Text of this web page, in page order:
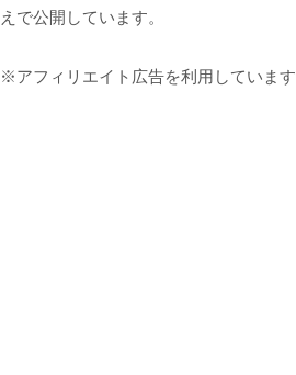
えで公開しています。
※アフィリエイト広告を利用しています